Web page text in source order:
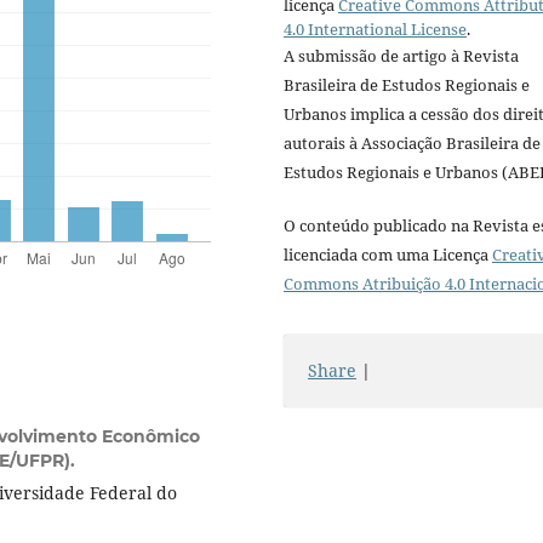
Econômico
UFPR).
Federal do
4.0 International License.
A submissão de artigo à Revista
Brasileira de Estudos Regionais e
Urbanos implica a cessão dos
autorais à Associação Brasileira de
Estudos Regionais e Urbanos
O conteúdo publicado na Revista
licenciada com uma Licença
Commons Atribuição 4.0
Share |